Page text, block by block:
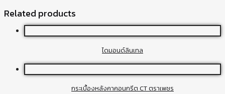
Related products
ไดมอนด์ลินเทล
กระเบื้องหลังคาคอนกรีต CT ตราเพชร